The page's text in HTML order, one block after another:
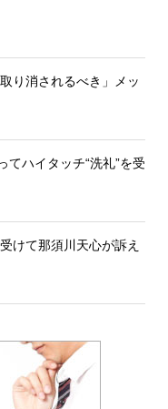
り消されるべき」メッ
てハイタッチ“洗礼”を受
けて那須川天心が訴え